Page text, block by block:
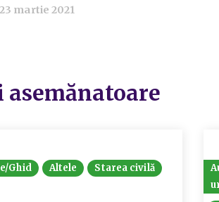
23 martie 2021
asemănatoare
Ghid Altele
Starea civilă